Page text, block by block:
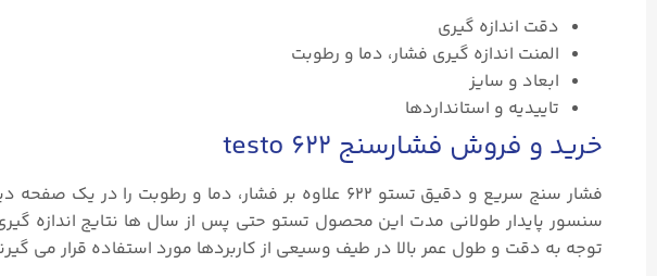
دقت اندازه گیری
المنت اندازه گیری فشار، دما و رطوبت
ابعاد و سایز
تاییدیه و استانداردها
خرید و فروش فشارسنج testo ۶۲۲
فشار سنج سریع و دقیق تستو ۶۲۲ علاوه بر فشار، دما و
سنسور پایدار طولانی مدت این محصول تستو حتی پس از سال ها نتایج اندازه
توجه به دقت و طول عمر بالا در طیف وسیعی از کاربردها مورد استفاده قرار می